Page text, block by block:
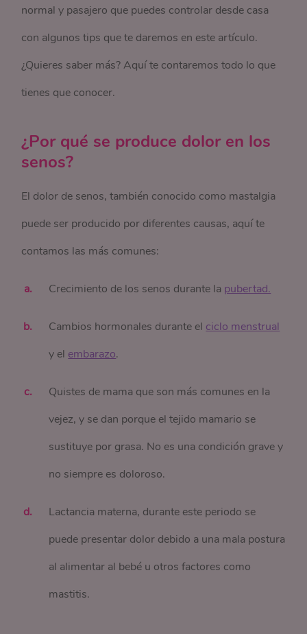
normal y pasajero que puedes controlar desde casa
con algunos tips que te daremos en este artículo.
¿Quieres saber más? Aquí te contaremos todo lo que
tienes que conocer.
¿Por qué se produce dolor en los
senos?
El dolor de senos, también conocido como mastalgia
puede ser producido por diferentes causas, aquí te
contamos las más comunes:
Crecimiento de los senos durante la pubertad.
Cambios hormonales durante el ciclo menstrual
y el embarazo.
Quistes de mama que son más comunes en la
vejez, y se dan porque el tejido mamario se
sustituye por grasa. No es una condición grave y
no siempre es doloroso.
Lactancia materna, durante este periodo se
puede presentar dolor debido a una mala postura
al alimentar al bebé u otros factores como
mastitis.